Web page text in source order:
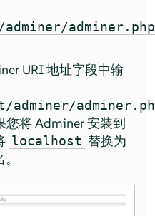
adminer.php
URI 地址字段中输
您将 Adminer 安装到
localhost 替换为